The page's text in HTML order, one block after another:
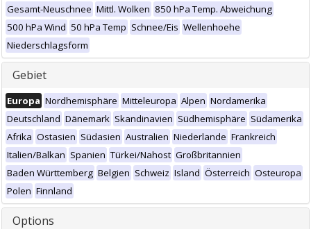
Gesamt-Neuschnee Mittl. Wolken 850 hPa Temp. Abweichung
500 hPa Wind 50 hPa Temp Schnee/Eis Wellenhoehe
Niederschlagsform
Gebiet
Europa Nordhemisphäre Mitteleuropa Alpen Nordamerika
Deutschland Dänemark Skandinavien Südhemisphäre Südamerika
Afrika Ostasien Südasien Australien Niederlande Frankreich
Italien/Balkan Spanien Türkei/Nahost Großbritannien
Baden Württemberg Belgien Schweiz Island Österreich Osteuropa
Polen Finnland
Options